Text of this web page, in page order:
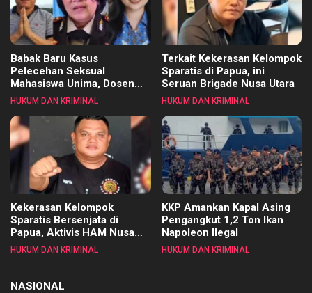
Babak Baru Kasus
Pelecehan Seksual
Mahasiswa Unima, Dosen
DS Ditetapkan Sebagai
HUKUM DAN KRIMINAL
Terkait Kekerasan Kelompok
Sparatis di Papua, ini
Seruan Brigade Nusa Utara
HUKUM DAN KRIMINAL
Kekerasan Kelompok
Sparatis Bersenjata di
Papua, Aktivis HAM Nusa
Utara Prihatin
HUKUM DAN KRIMINAL
KKP Amankan Kapal Asing
Pengangkut 1,2 Ton Ikan
Napoleon Ilegal
HUKUM DAN KRIMINAL
NASIONAL